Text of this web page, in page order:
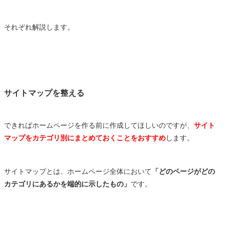
それぞれ解説します。
サイトマップを整える
できればホームページを作る前に作成してほしいのですが、 サイト
マップをカテゴリ別にまとめておくことをおすすめします。
サイトマップとは、ホームページ全体において 「どのページがどの
カテゴリにあるかを端的に示したもの」 です。